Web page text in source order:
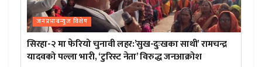
जनप्रभाबन्युज विशेष
सिरहा-२ मा फेरियो चुनावी लहर:’सुख-दुःखका साथी’ रामचन्द्र
यादवको पल्ला भारी, ‘टुरिस्ट नेता’ विरुद्ध जनआक्रोश